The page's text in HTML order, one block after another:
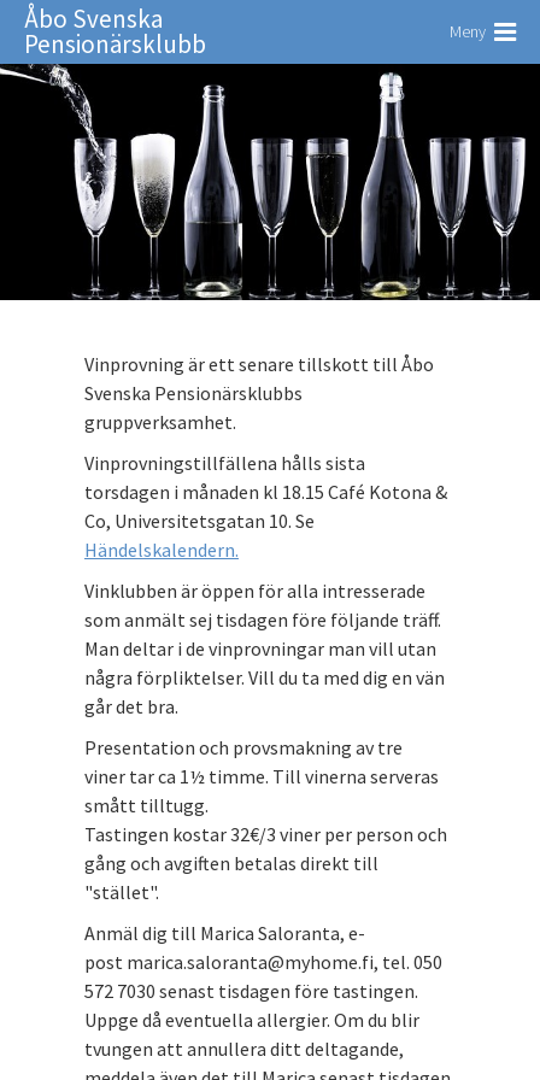
Åbo Svenska
Pensionärsklubb Meny
Vinprovning är ett senare tillskott till Åbo
Svenska Pensionärsklubbs
gruppverksamhet.
Vinprovningstillfällena hålls sista
torsdagen i månaden kl 18.15 Café Kotona &
Co, Universitetsgatan 10. Se
Händelskalendern.
Vinklubben är öppen för alla intresserade
som anmält sej tisdagen före följande träff.
Man deltar i de vinprovningar man vill utan
några förpliktelser. Vill du ta med dig en vän
går det bra.
Presentation och provsmakning av tre
viner tar ca 1½ timme. Till vinerna serveras
smått tilltugg.
Tastingen kostar 32€/3 viner per person och
gång och avgiften betalas direkt till
"stället".
Anmäl dig till Marica Saloranta, e-
post marica.saloranta@myhome.fi, tel. 050
572 7030 senast tisdagen före tastingen.
Uppge då eventuella allergier. Om du blir
tvungen att annullera ditt deltagande,